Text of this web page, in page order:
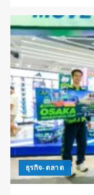
ธุรกิจ-ตลาด